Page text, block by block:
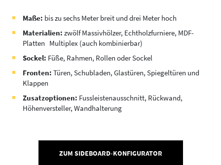
Maße: bis zu sechs Meter breit und drei Meter hoch
Materialien: zwölf Massivhölzer, Echtholzfurniere, MDF-
Platten Multiplex (auch kombinierbar)
Sockel: Füße, Rahmen, Rollen oder Sockel
Fronten: Türen, Schubladen, Glastüren, Spiegeltüren und
Klappen
Zusatzoptionen: Fussleistenausschnitt, Rückwand,
Höhenversteller, Wandhalterung
ZUM SIDEBOARD-KONFIGURATOR